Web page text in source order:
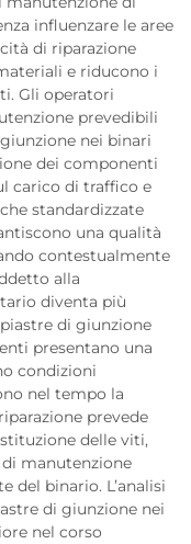
influenzare le aree
di riparazione
e riducono i
Gli operatori
prevedibili
nei binari
dei componenti
carico di traffico e
standardizzate
una qualità
contestualmente
alla
diventa più
di giunzione
presentano una
condizioni
nel tempo la
prevede
delle viti,
manutenzione
del binario. L’analisi
di giunzione nei
nel corso